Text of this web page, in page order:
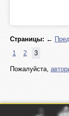
Страницы: ←
1
2 3
Пожалуйста,